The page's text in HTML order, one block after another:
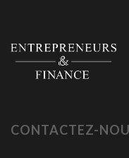
CONTACTEZ-